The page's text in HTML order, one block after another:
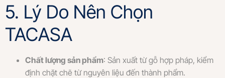
5. Lý Do Nên Chọn
TACASA
Chất lượng sản phẩm: Sản xuất từ gỗ hợp pháp, kiểm
định chặt chẽ từ nguyên liệu đến thành phẩm.